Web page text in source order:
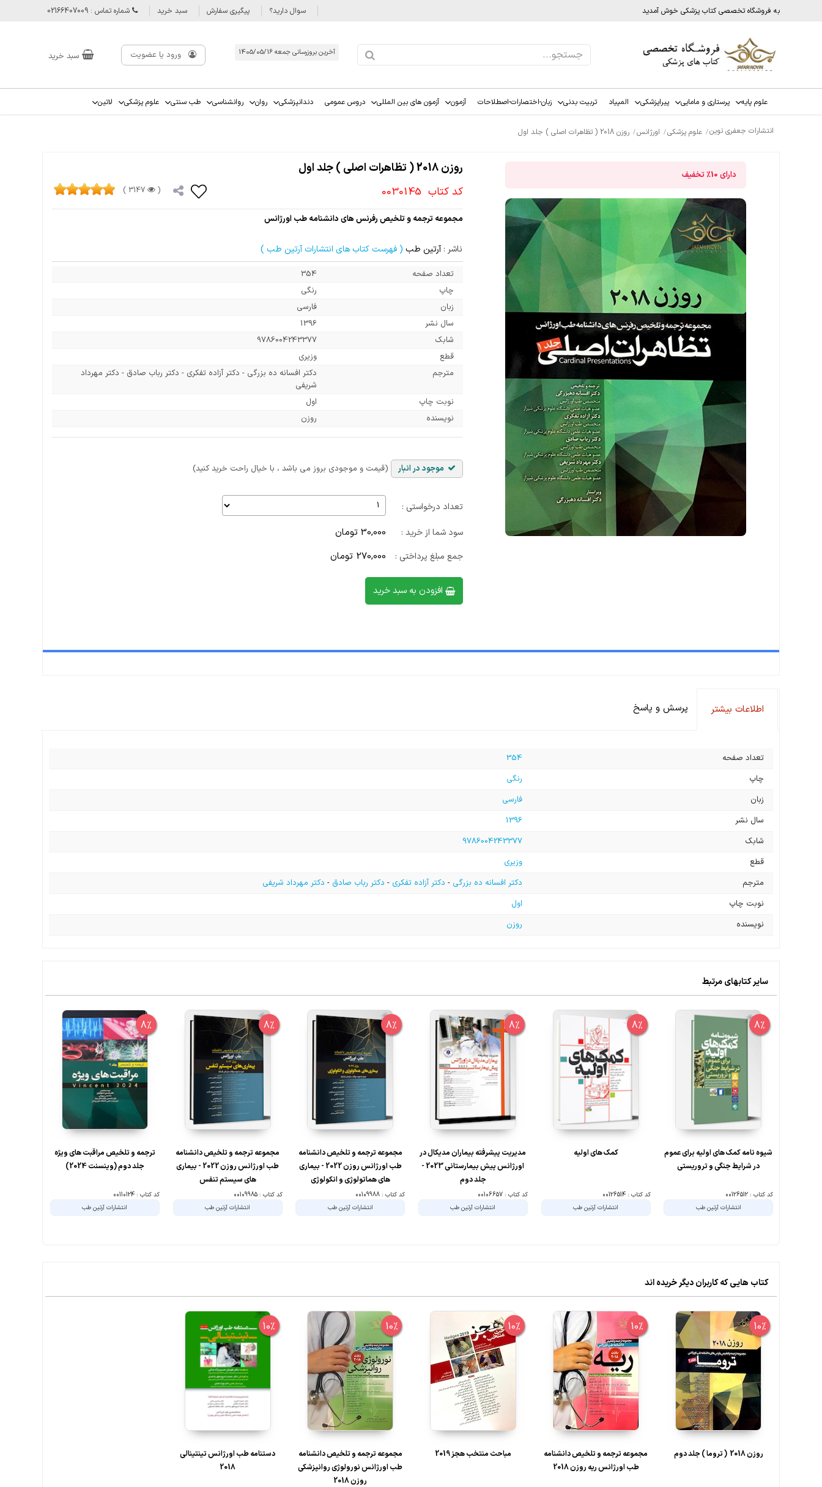
به فروشگاه تخصصی کتاب پزشکی خوش آمدید سوال دارید؟ پیگیری سفارش سبد خرید شماره تماس : 02166407009
آخرین بروزرسانی جمعه 1405/05/16 ورود یا عضویت سبد خرید
علوم پایه پرستاری و مامایی پیراپزشکی المپیاد تربیت بدنی زبان-اختصارات-اصطلاحات آزمون آزمون های بین المللی دروس عمومی دندانپزشکی روان روانشناسی طب سنتی علوم پزشکی لاتین
انتشارات جعفری نوین علوم پزشکی اورژانس روزن 2018 ( تظاهرات اصلی ) جلد اول
دارای 10% تخفیف روزن 2018 ( تظاهرات اصلی ) جلد اول
کد کتاب 0030145
(
3147 )
مجموعه ترجمه و تلخیص رفرنس های دانشنامه طب اورژانس
ناشر :آرتین طب ( فهرست کتاب های انتشارات آرتین طب )
تعداد صفحه
354
چاپ
رنگی
زبان
فارسی
سال نشر
1396
شابک
9786004243377
قطع
وزیری
مترجم
دکتر افسانه ده بزرگی - دکتر آزاده تفکری - دکتر رباب صادق - دکتر مهرداد
شریفی
نوبت چاپ
اول
نویسنده
روزن
موجود در انبار (قیمت و موجودی بروز می باشد ، با خیال راحت خرید کنید)
تعداد درخواستی :
سود شما از خرید :
30,000 تومان
جمع مبلغ پرداختی : 270,000 تومان
افزودن به سبد خرید
اطلاعات بیشتر پرسش و پاسخ
تعداد صفحه
354
چاپ
رنگی
زبان
فارسی
سال نشر
1396
شابک
9786004243377
قطع
وزیری
مترجم
دکتر افسانه ده بزرگی - دکتر آزاده تفکری - دکتر رباب صادق - دکتر مهرداد شریفی
نوبت چاپ
اول
نویسنده
روزن
سایر کتابهای مرتبط
8%
شیوه نامه کمک های اولیه برای عموم
در شرایط جنگی و تروریستی
کد کتاب : 00126512
انتشارات آرتین طب
8%
کمک های اولیه
کد کتاب : 00126514
انتشارات آرتین طب
8%
مدیریت پیشرفته بیماران مدیکال در
اورژانس پیش بیمارستانی 2023 -
جلد دوم
کد کتاب : 00106657
انتشارات آرتین طب
8%
مجموعه ترجمه و تلخیص دانشنامه
طب اورژانس روزن 2022 - بیماری
های هماتولوژی و انکولوژی
کد کتاب : 00109988
انتشارات آرتین طب
8%
مجموعه ترجمه و تلخیص دانشنامه
طب اورژانس روزن 2022 - بیماری
های سیستم تنفس
کد کتاب : 00109985
انتشارات آرتین طب
8%
ترجمه و تلخیص مراقبت های ویژه
جلد دوم (وینسنت 2024)
کد کتاب : 00110124
انتشارات آرتین طب
کتاب هایی که کاربران دیگر خریده اند
10%
روزن 2018 ( تروما ) جلد دوم
10%
مجموعه ترجمه و تلخیص دانشنامه
طب اورژانس ریه روزن 2018
10%
مباحث منتخب هجز 2019
10%
مجموعه ترجمه و تلخیص دانشنامه
طب اورژانس نورولوژی روانپزشکی
روزن 2018
10%
دستنامه طب اورژانس تینتینالی
2018